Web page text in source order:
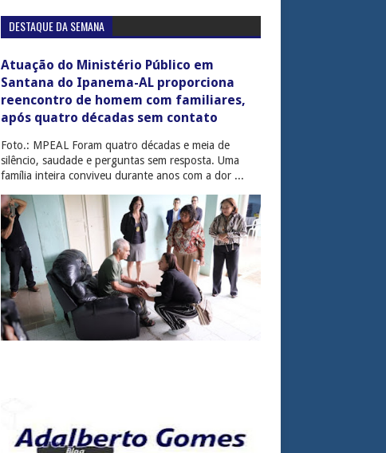
DESTAQUE DA SEMANA
Atuação do Ministério Público em
Santana do Ipanema-AL proporciona
reencontro de homem com familiares,
após quatro décadas sem contato
Foto.: MPEAL Foram quatro décadas e meia de
silêncio, saudade e perguntas sem resposta. Uma
família inteira conviveu durante anos com a dor ...